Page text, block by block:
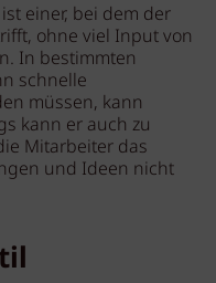
einer, bei dem der
ohne viel Input von
In bestimmten
schnelle
müssen, kann
kann er auch zu
Mitarbeiter das
und Ideen nicht